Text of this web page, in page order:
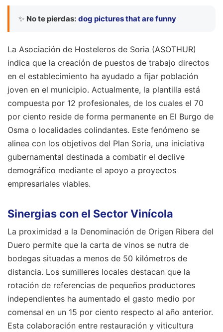
✨ No te pierdas: dog pictures that are funny
La Asociación de Hosteleros de Soria (ASOTHUR)
indica que la creación de puestos de trabajo directos
en el establecimiento ha ayudado a fijar población
joven en el municipio. Actualmente, la plantilla está
compuesta por 12 profesionales, de los cuales el 70
por ciento reside de forma permanente en El Burgo de
Osma o localidades colindantes. Este fenómeno se
alinea con los objetivos del Plan Soria, una iniciativa
gubernamental destinada a combatir el declive
demográfico mediante el apoyo a proyectos
empresariales viables.
Sinergias con el Sector Vinícola
La proximidad a la Denominación de Origen Ribera del
Duero permite que la carta de vinos se nutra de
bodegas situadas a menos de 50 kilómetros de
distancia. Los sumilleres locales destacan que la
rotación de referencias de pequeños productores
independientes ha aumentado el gasto medio por
comensal en un 15 por ciento respecto al año anterior.
Esta colaboración entre restauración y viticultura